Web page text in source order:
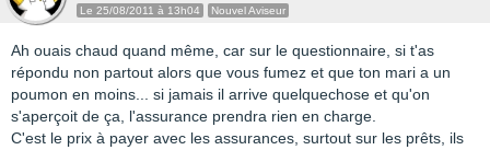
Le 25/08/2011 à 13h04 Nouvel Aviseur
Ah ouais chaud quand même, car sur le questionnaire, si t'as
répondu non partout alors que vous fumez et que ton mari a un
poumon en moins... si jamais il arrive quelquechose et qu'on
s'aperçoit de ça, l'assurance prendra rien en charge.
C'est le prix à payer avec les assurances, surtout sur les prêts, ils